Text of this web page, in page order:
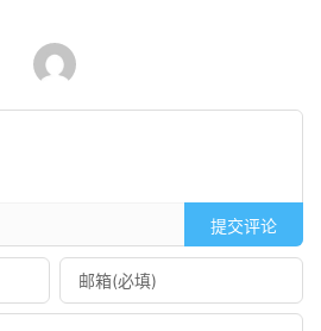
提交评论